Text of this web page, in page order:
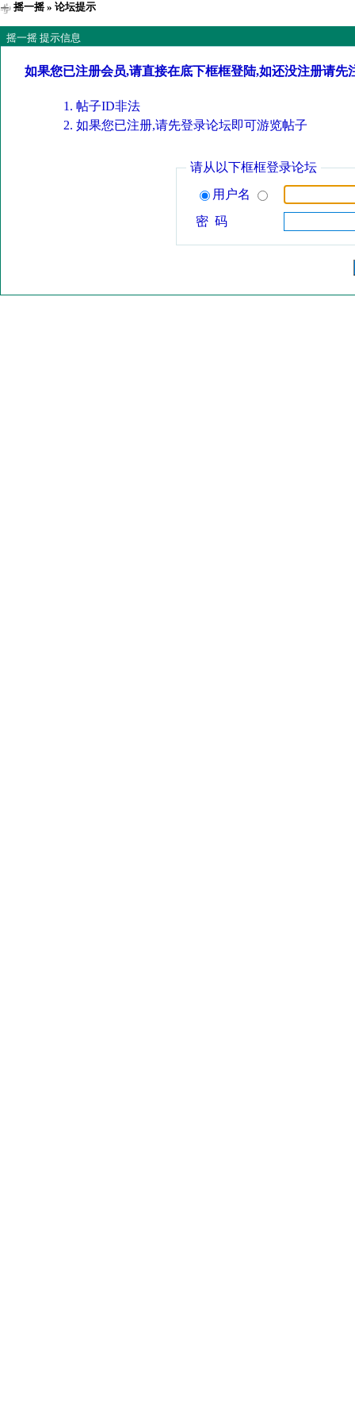
摇一摇» 论坛提示
摇一摇 提示信息
如果您已注册会员,请直接在底下框框登陆,如还没注册请先
帖子ID非法
如果您已注册,请先登录论坛即可游览帖子
请从以下框框登录论坛
用户名
密 码